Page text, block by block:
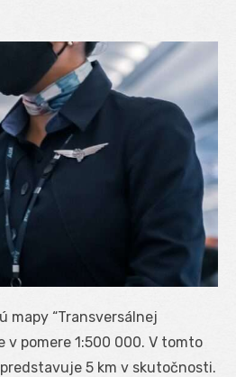
mapy “Transversálnej
v pomere 1:500 000. V tomto
5 km v skutočnosti.